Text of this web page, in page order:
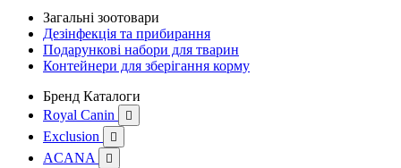
Загальні зоотовари
Дезінфекція та прибирання
Подарункові набори для тварин
Контейнери для зберігання корму
Бренд Каталоги
Royal Canin

Exclusion 
ACANA 